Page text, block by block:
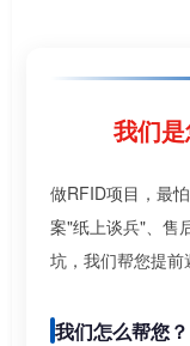
我们
做RFID项目，最怕
案"纸上谈兵"、售
坑，我们帮您提前
我们怎么帮您？